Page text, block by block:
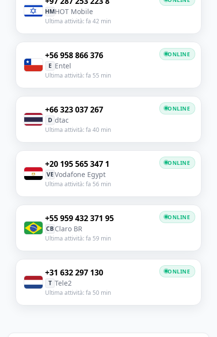
HMHOT Mobile
Ultima attività: fa 42 min
+56 958 866 376
E Entel
Ultima attività: fa 55 min
ONLINE
+66 323 037 267
D dtac
Ultima attività: fa 40 min
ONLINE
+20 195 565 347 1
VEVodafone Egypt
Ultima attività: fa 56 min
ONLINE
+55 959 432 371 95
CBClaro BR
Ultima attività: fa 59 min
ONLINE
+31 632 297 130
T Tele2
Ultima attività: fa 50 min
ONLINE